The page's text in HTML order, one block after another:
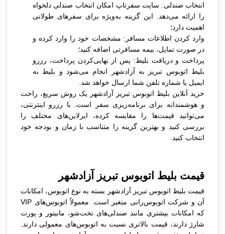
انتخاب صندلی: سایت سفرتاپ امکان انتخاب صندلی دلخواه
را ارائه می‌دهد. این گزینه به‌ویژه برای سفرهای طولانی
اهمیت دارد؛
وارد کردن اطلاعات مسافر: مشخصات خود را وارد کرده و
در صورت تمایل، بیمه مسافرتی اضافه کنید؛
پرداخت و دریافت بلیط: پس از نهایی‌کردن پرداخت، رزرو
بلیط اتوبوس تبريز به آزادشهر انجام می‌شود و بلیط به
ایمیل یا شماره تلفن شما ارسال خواهد شد.
خرید آنلاین بلیط اتوبوس تبريز آزادشهر یک روش سریع، راحت
و هوشمندانه برای برنامه‌ریزی سفر است. با رزرو اینترنتی،
می‌توانید قیمت‌ها را مقایسه کرده، ایرلاین‌های مختلف را
بررسی کنید و بهترین گزینه را متناسب با زمان و بودجه خود
انتخاب کنید.
قیمت بلیط اتوبوس تبريز آزادشهر
قیمت بلیط اتوبوس تبريز آزادشهر بسته به نوع اتوبوس، امکانات
آن و شرکت اتوبوس‌رانی متغیر است. معمولاً اتوبوس‌های VIP
که امکانات بیشتری مانند صندلی‌های تخت‌شو، مانیتور و پورت
شارژ دارند، قیمت بالاتری نسبت به اتوبوس‌های معمولی دارند.